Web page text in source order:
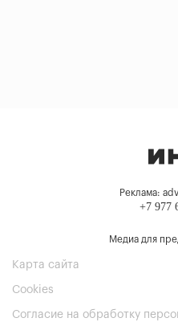
Реклама:
+7 977
Медиа для
Карта сайта
Cookies
Согласие на обработку